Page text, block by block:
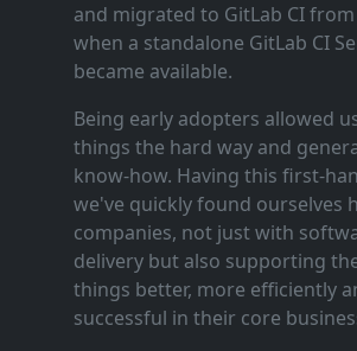
and migrated to GitLab CI from
when a standalone GitLab CI
became available.
Being early adopters allowed
things the hard way and
know‑how. Having this
we've quickly found ourselves
companies, not just with
delivery but also supporting
things better, more efficiently
successful in their core